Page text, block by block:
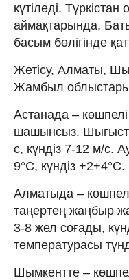
күтіледі.
аймақтарында,
басым бөлігінде
Жетісу, Алматы,
Жамбыл
Астанада –
шашынсыз.
с, күндіз 7-12 м/с.
9°С, күндіз +2+4°С.
Алматыда –
таңертең жаңбыр
3-8 жел соғады,
температурасы
Шымкентте –